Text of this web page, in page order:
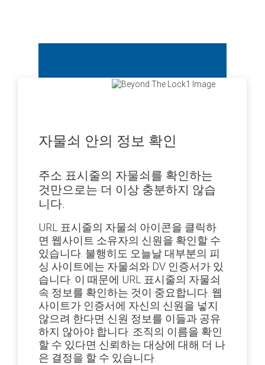
자물쇠 안의 정보 확인
주소 표시줄의 자물쇠를 확인하는
것만으로는 더 이상 충분하지 않습
니다.
URL 표시줄의 자물쇠 아이콘을 클릭하
면 웹사이트 소유자의 신원을 확인할 수
있습니다. 불행히도 오늘날 대부분의 피
싱 사이트에는 자물쇠와 DV 인증서가 있
습니다. 이 때문에 URL 표시줄의 자물쇠
속 정보를 확인하는 것이 중요합니다. 웹
사이트가 인증서에 자신의 신원을 넣지
않으려 한다면 신원 정보를 이들과 공유
하지 않아야 합니다. 조직의 이름을 확인
할 수 있다면 신뢰하는 대상에 대해 더 나
은 결정을 할 수 있습니다.